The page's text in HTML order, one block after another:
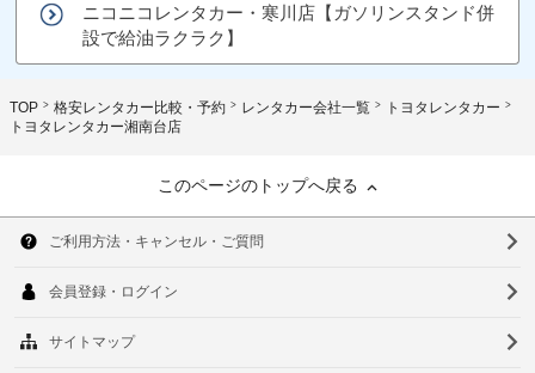
ニコニコレンタカー・寒川店【ガソリンスタンド併
設で給油ラクラク】
TOP 格安レンタカー比較・予約 レンタカー会社一覧
トヨタレンタカー
トヨタレンタカー湘南台店
このページのトップへ戻る